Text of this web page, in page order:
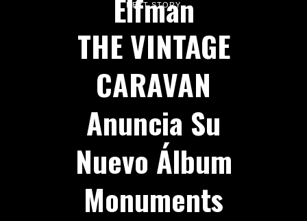
Elfman
NEXT STORY
THE VINTAGE
CARAVAN
Anuncia Su
Nuevo Álbum
Monuments